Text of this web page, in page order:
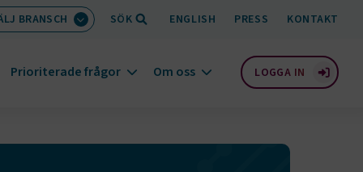
BRANSCH SÖK ENGLISH PRESS KONTAKT
Prioriterade frågor Om oss LOGGA IN